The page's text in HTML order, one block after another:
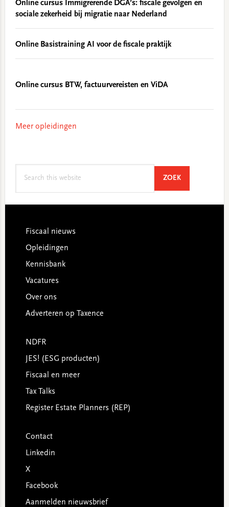
Online cursus Immigrerende DGA’s: fiscale gevolgen en
sociale zekerheid bij migratie naar Nederland
Online Basistraining AI voor de fiscale praktijk
Online cursus BTW, factuurvereisten en ViDA
Meer opleidingen
ZOEKSEARCH
Footer
Fiscaal nieuws
Opleidingen
Kennisbank
Vacatures
Over ons
Adverteren op Taxence
NDFR
JES! (ESG producten)
Fiscaal en meer
Tax Talks
Register Estate Planners (REP)
Contact
Linkedin
X
Facebook
Aanmelden nieuwsbrief